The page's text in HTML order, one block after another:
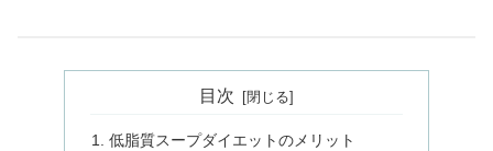
目次
低脂質スープダイエットのメリット